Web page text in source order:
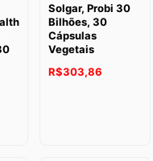
Solgar, Probi 30
Bilhões, 30
Cápsulas
Vegetais
R$303,86